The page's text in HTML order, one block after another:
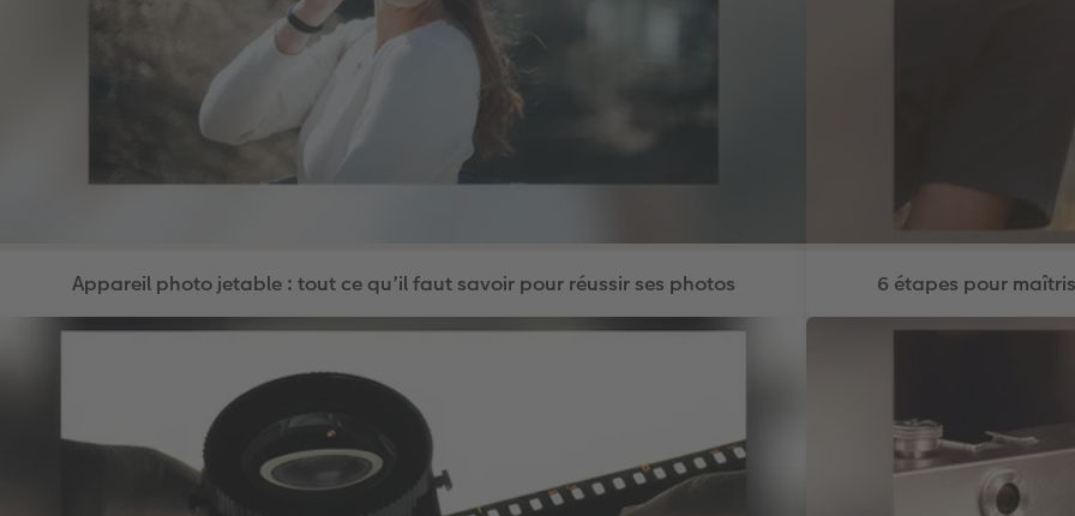
Appareil photo jetable : tout ce qu’il faut savoir pour réussir ses photos 6 étapes pour